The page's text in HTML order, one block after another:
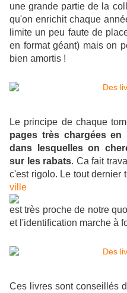
une grande partie de la
qu'on enrichit chaque
limite un peu faute de
en format géant) mais on
bien amortis !
Le principe de chaque
pages très chargées en
dans lesquelles on
sur les rabats. Ca fait
c'est rigolo. Le tout dernier
ville
est très proche de notre
et l'identification marche à
Ces livres sont conseillés